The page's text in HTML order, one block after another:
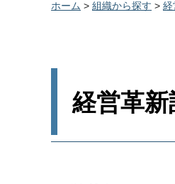
ホーム > 組織から探す > 経
経営革新